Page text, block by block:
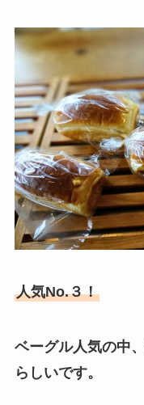
人気No.３！
ベーグル人気の中
らしいです。